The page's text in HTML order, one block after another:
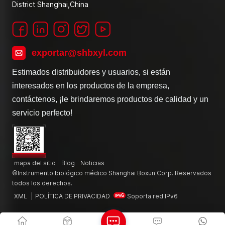
District Shanghai,China
exportar@shbxyl.com
Estimados distribuidores y usuarios, si están
interesados en los productos de la empresa,
contáctenos, ¡le brindaremos productos de calidad y un
servicio perfecto!
mapa del sitio Blog
Noticias
©Instrumento biológico médico Shanghai Boxun Corp. Reservados
todos los derechos.
XML
POLÍTICA DE PRIVACIDAD Soporta red IPv6